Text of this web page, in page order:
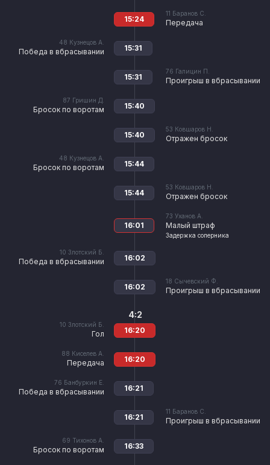
11 Баранов С.
Передача
15:24
48 Кузнецов А.
Победа в вбрасывании 15:31
76 Галицин П.
Проигрыш в вбрасывании
15:31
87 Гришин Д.
Бросок по воротам 15:40
53 Ковшаров Н.
Отражен бросок
15:40
48 Кузнецов А.
Бросок по воротам 15:44
53 Ковшаров Н.
Отражен бросок
15:44
73 Уханов А.
Малый штраф
Задержка соперника
16:01
10 Злотский Б.
Победа в вбрасывании 16:02
18 Сычевский Ф.
Проигрыш в вбрасывании
16:02
10 Злотский Б.
Гол
4:2
16:20
88 Киселев А.
Передача 16:20
76 Банбуркин Е.
Победа в вбрасывании 16:21
11 Баранов С.
Проигрыш в вбрасывании
16:21
69 Тихонов А.
Бросок по воротам 16:33